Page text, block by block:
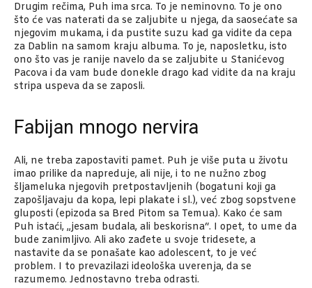
Drugim rečima, Puh ima srca. To je neminovno. To je ono
što će vas naterati da se zaljubite u njega, da saosećate sa
njegovim mukama, i da pustite suzu kad ga vidite da cepa
za Dablin na samom kraju albuma. To je, naposletku, isto
ono što vas je ranije navelo da se zaljubite u Stanićevog
Pacova i da vam bude donekle drago kad vidite da na kraju
stripa uspeva da se zaposli.
Fabijan mnogo nervira
Ali, ne treba zapostaviti pamet. Puh je više puta u životu
imao prilike da napreduje, ali nije, i to ne nužno zbog
šljameluka njegovih pretpostavljenih (bogatuni koji ga
zapošljavaju da kopa, lepi plakate i sl.), već zbog sopstvene
gluposti (epizoda sa Bred Pitom sa Temua). Kako će sam
Puh istaći, „jesam budala, ali beskorisna“. I opet, to ume da
bude zanimljivo. Ali ako zađete u svoje tridesete, a
nastavite da se ponašate kao adolescent, to je već
problem. I to prevazilazi ideološka uverenja, da se
razumemo. Jednostavno treba odrasti.